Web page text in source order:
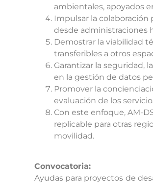
ambientales, apoyados
Impulsar la
desde administraciones
Demostrar la viabilidad
transferibles a otros
Garantizar la seguridad,
en la gestión de datos
Promover la
evaluación de los
Con este enfoque, AM-
replicable para otras
movilidad.
Convocatoria:
Ayudas para proyectos de